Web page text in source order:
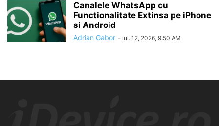
Canalele WhatsApp cu
Functionalitate Extinsa pe iPhone
si Android
Adrian Gabor - iul. 12, 2026, 9:50 AM